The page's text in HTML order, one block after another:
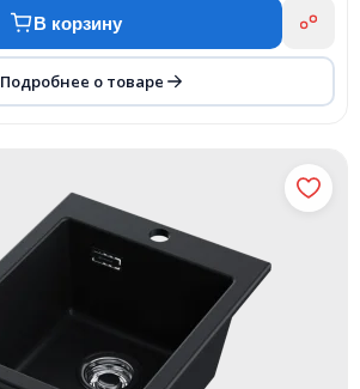
В корзину
Подробнее о товаре